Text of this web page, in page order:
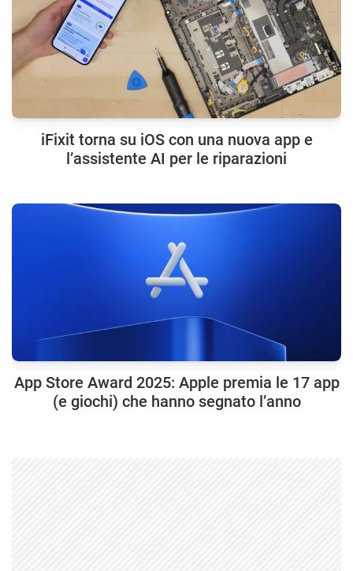
iFixit torna su iOS con una nuova app e
l’assistente AI per le riparazioni
App Store Award 2025: Apple premia le 17 app
(e giochi) che hanno segnato l’anno